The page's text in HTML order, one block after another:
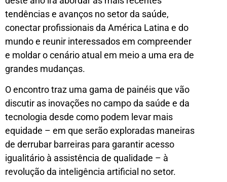
tendências e avanços no setor da saúde,
conectar profissionais da América Latina e do
mundo e reunir interessados em compreender
e moldar o cenário atual em meio a uma era de
grandes mudanças.
O encontro traz uma gama de painéis que vão
discutir as inovações no campo da saúde e da
tecnologia desde como podem levar mais
equidade – em que serão exploradas maneiras
de derrubar barreiras para garantir acesso
igualitário à assistência de qualidade – à
revolução da inteligência artificial no setor.